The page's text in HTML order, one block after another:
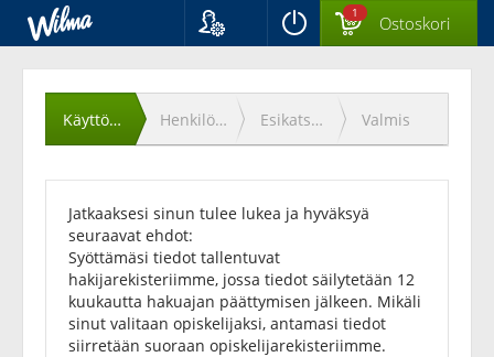
Svenska
English
1 Ostoskori
Käyttöehtojen
hyväksyminen
Käyttöehdot Henkilötiedot Esikatselu Valmis
Jatkaaksesi sinun tulee lukea ja hyväksyä
seuraavat ehdot:
Syöttämäsi tiedot tallentuvat
hakijarekisteriimme, jossa tiedot säilytetään 12
kuukautta hakuajan päättymisen jälkeen. Mikäli
sinut valitaan opiskelijaksi, antamasi tiedot
siirretään suoraan opiskelijarekisteriimme.